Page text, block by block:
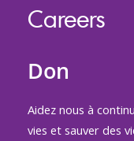
Careers
Don
Aidez nous à
vies et sauver des